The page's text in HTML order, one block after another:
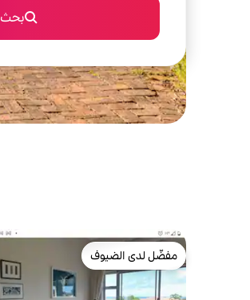
بحث
مفضّل لدى الضيوف
مفضّل لدى الضيوف